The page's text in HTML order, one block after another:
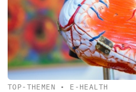
TOP-THEMEN • E-HEALTH